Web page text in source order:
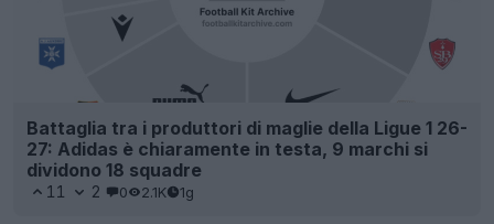
Battaglia tra i produttori di maglie della Ligue 1 26-
27: Adidas è chiaramente in testa, 9 marchi si
dividono 18 squadre
11 2 0 2.1K 1g